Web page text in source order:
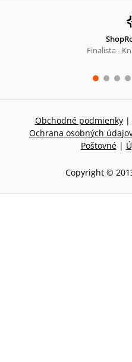
Finalista -
Obchodné podmienky |
Ochrana osobných
Poštovné |
Copyright ©